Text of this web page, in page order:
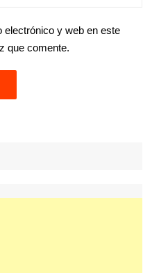
electrónico y web en este
que comente.